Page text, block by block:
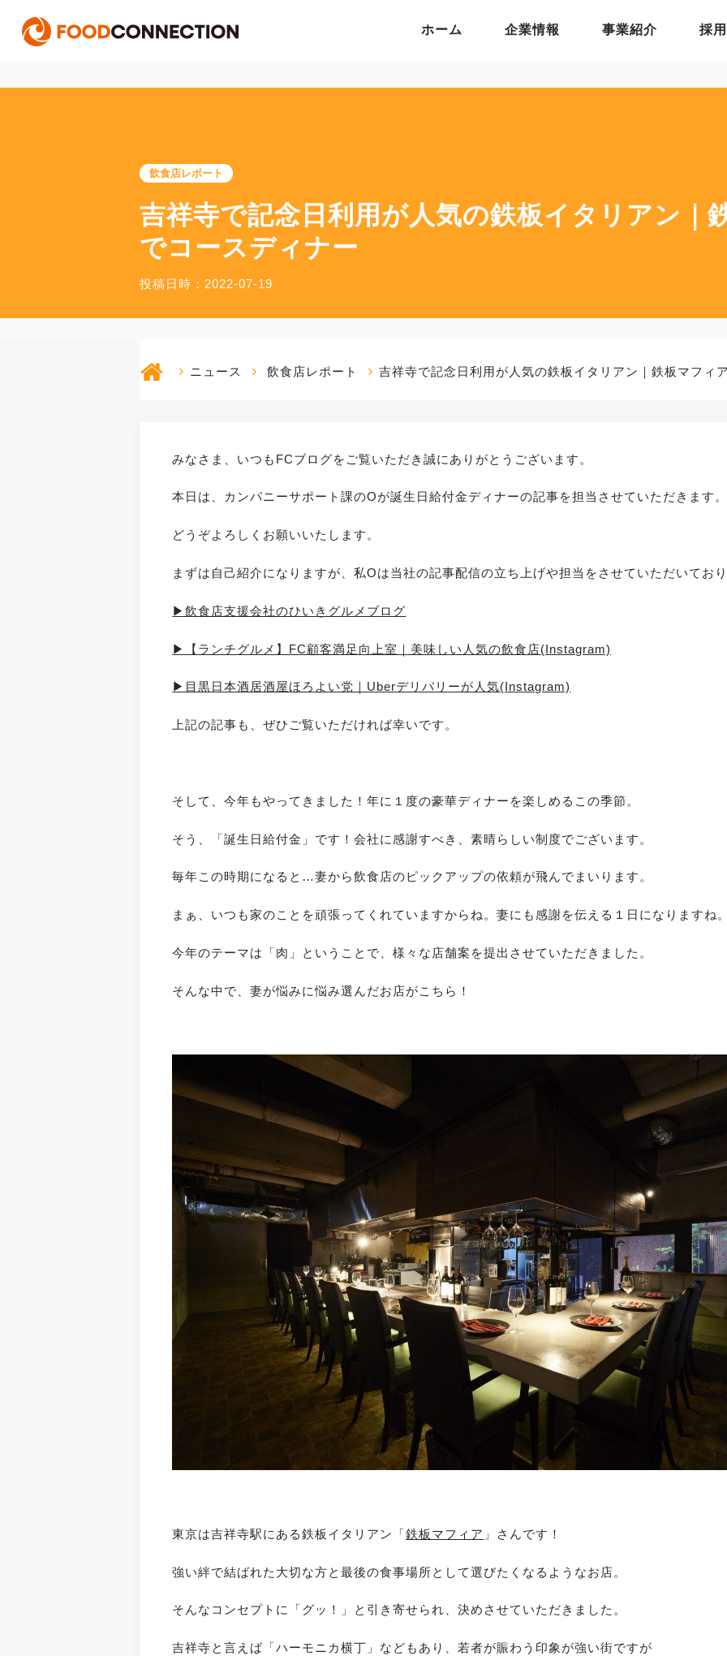
ホーム 企業情報 事業紹介 採
飲食店レポート
吉祥寺で記念日利用が人気の鉄板イタリアン｜
でコースディナー
投稿日時：2022-07-19
ニュース 飲食店レポート 吉祥寺で記念日利用が人気の鉄板イタリアン｜鉄板マフィ
みなさま、いつもFCブログをご覧いただき誠にありがとうございます。
本日は、カンパニーサポート課のOが誕生日給付金ディナーの記事を担当させていただきます
どうぞよろしくお願いいたします。
まずは自己紹介になりますが、私Oは当社の記事配信の立ち上げや担当をさせていただいてお
▶飲食店支援会社のひいきグルメブログ
▶【ランチグルメ】FC顧客満足向上室｜美味しい人気の飲食店(Instagram)
▶目黒日本酒居酒屋ほろよい党｜Uberデリバリーが人気(Instagram)
上記の記事も、ぜひご覧いただければ幸いです。
そして、今年もやってきました！年に１度の豪華ディナーを楽しめるこの季節。
そう、「誕生日給付金」です！会社に感謝すべき、素晴らしい制度でございます。
毎年この時期になると…妻から飲食店のピックアップの依頼が飛んでまいります。
まぁ、いつも家のことを頑張ってくれていますからね。妻にも感謝を伝える１日になりますね
今年のテーマは「肉」ということで、様々な店舗案を提出させていただきました。
そんな中で、妻が悩みに悩み選んだお店がこちら！
東京は吉祥寺駅にある鉄板イタリアン「鉄板マフィア 」さんです！
強い絆で結ばれた大切な方と最後の食事場所として選びたくなるようなお店。
そんなコンセプトに「グッ！」と引き寄せられ、決めさせていただきました。
吉祥寺と言えば「ハーモニカ横丁」などもあり、若者が賑わう印象が強い街ですが